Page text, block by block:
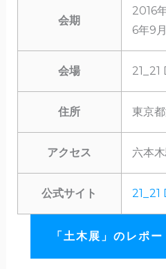
会期
2016
6年9
会場
住所 東京
アクセス 六本
公式サイト 21_21
「土木展」のレポ